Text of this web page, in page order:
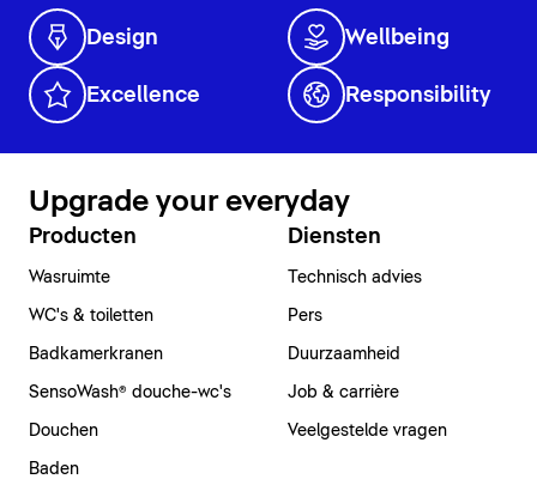
Design Wellbeing
Excellence Responsibility
Upgrade your everyday
Producten
Wasruimte
WC's & toiletten
Badkamerkranen
SensoWash® douche-wc's
Douchen
Baden
Diensten
Technisch advies
Pers
Duurzaamheid
Job & carrière
Veelgestelde vragen